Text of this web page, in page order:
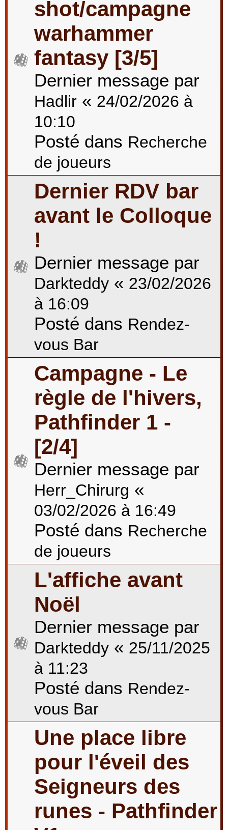
shot/campagne
warhammer
fantasy [3/5]
Dernier message par
Hadlir « 24/02/2026 à
10:10
Posté dans Recherche
de joueurs
Dernier RDV bar
avant le Colloque
!
Dernier message par
Darkteddy « 23/02/2026
à 16:09
Posté dans Rendez-
vous Bar
Campagne - Le
règle de l'hivers,
Pathfinder 1 -
[2/4]
Dernier message par
Herr_Chirurg «
03/02/2026 à 16:49
Posté dans Recherche
de joueurs
L'affiche avant
Noël
Dernier message par
Darkteddy « 25/11/2025
à 11:23
Posté dans Rendez-
vous Bar
Une place libre
pour l'éveil des
Seigneurs des
runes - Pathfinder